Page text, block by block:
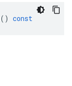
() const